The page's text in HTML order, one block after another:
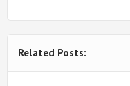
Related Posts: